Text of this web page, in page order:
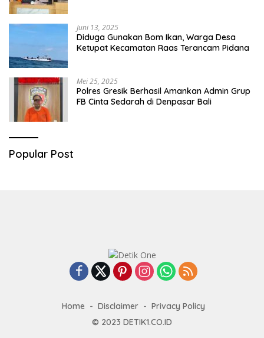
Juni 13, 2025
Diduga Gunakan Bom Ikan, Warga Desa
Ketupat Kecamatan Raas Terancam Pidana
Mei 25, 2025
Polres Gresik Berhasil Amankan Admin Grup
FB Cinta Sedarah di Denpasar Bali
Popular Post
Home Disclaimer
Privacy Policy
© 2023 DETIK1.CO.ID